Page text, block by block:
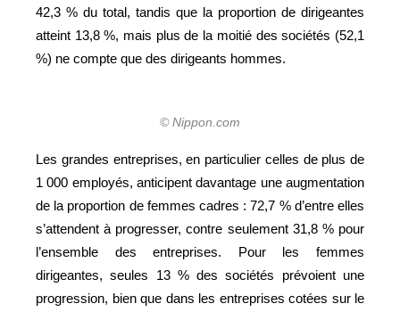
42,3 % du total, tandis que la proportion de dirigeantes
atteint 13,8 %, mais plus de la moitié des sociétés (52,1
%) ne compte que des dirigeants hommes.
© Nippon.com
Les grandes entreprises, en particulier celles de plus de
1 000 employés, anticipent davantage une augmentation
de la proportion de femmes cadres : 72,7 % d’entre elles
s’attendent à progresser, contre seulement 31,8 % pour
l’ensemble des entreprises. Pour les femmes
dirigeantes, seules 13 % des sociétés prévoient une
progression, bien que dans les entreprises cotées sur le